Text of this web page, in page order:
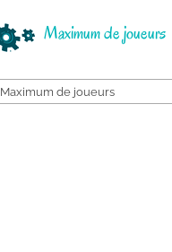
Maximum de joueurs
Maximum de joueurs